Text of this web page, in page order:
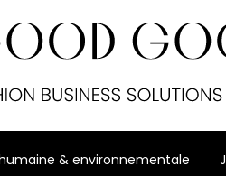
& environnementale